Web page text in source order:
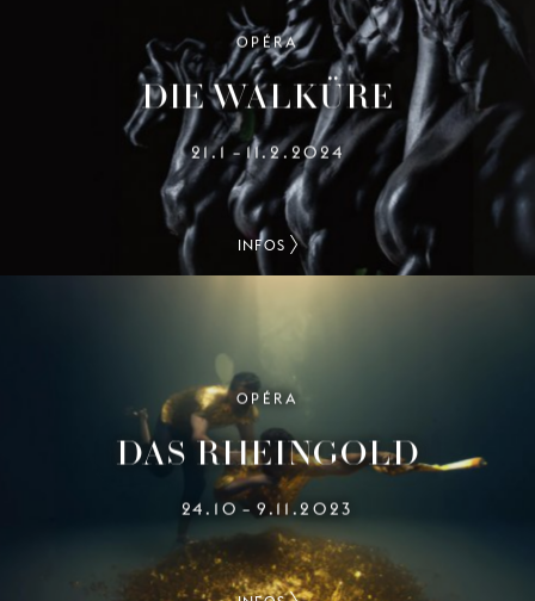
OPÉRA
DIE WALKÜRE
21.1 – 11.2.2024
INFOS
OPÉRA
DAS RHEINGOLD
24.10 – 9.11.2023